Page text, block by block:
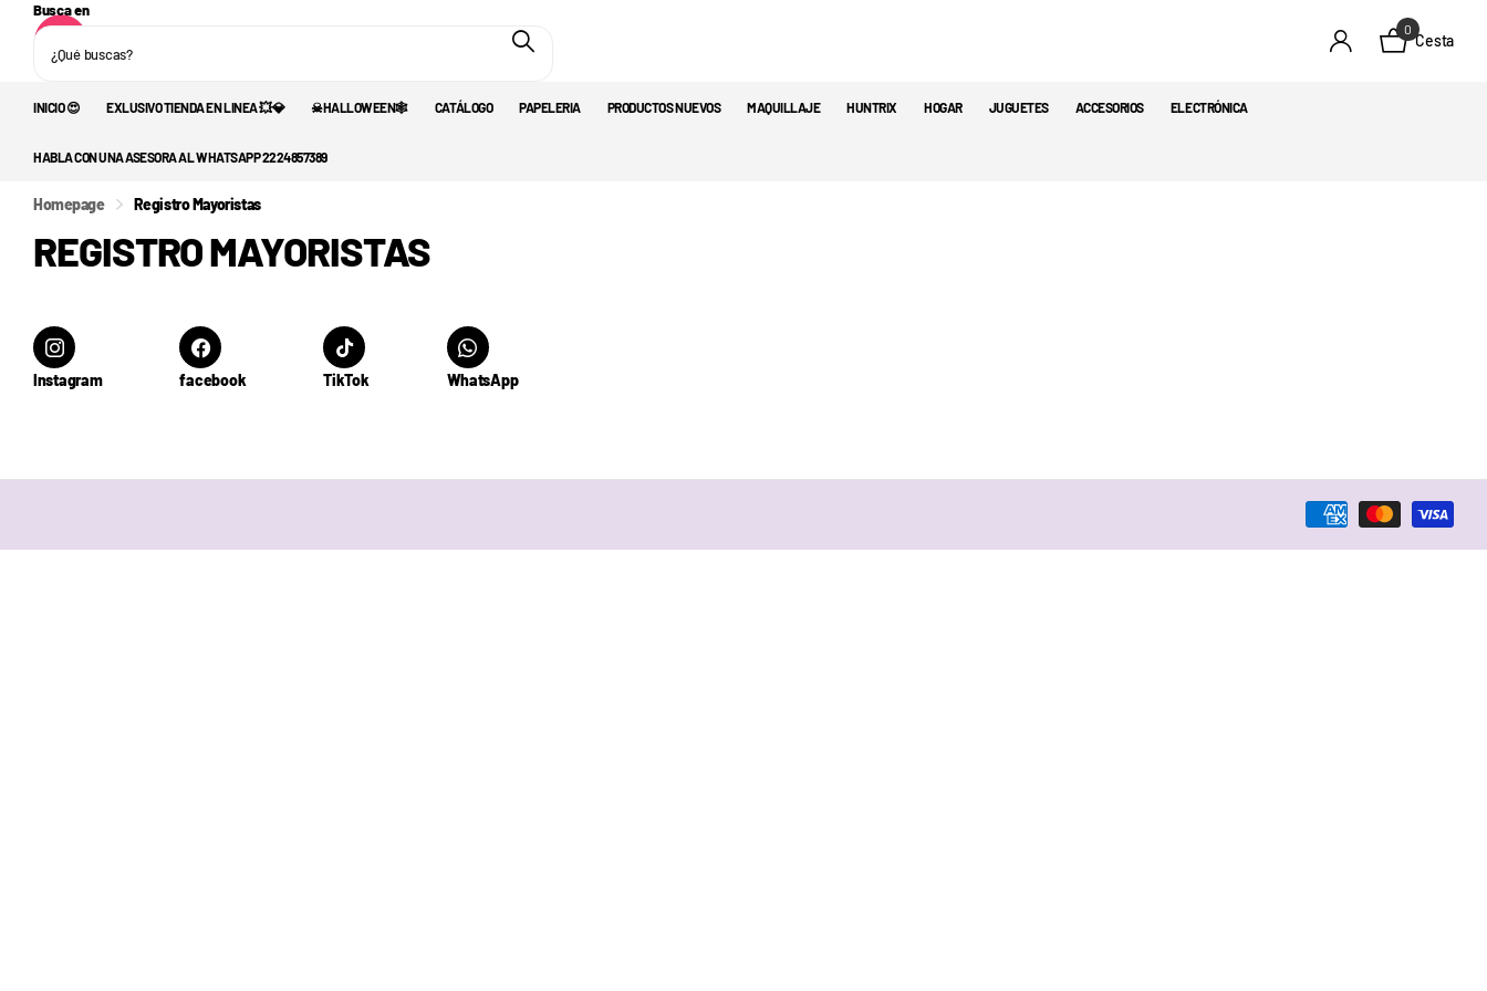
Busca en
0
Cesta
INICIO 😍 EXLUSIVO TIENDA EN LINEA 💥💎 ☠︎︎HALLOWEEN🕸️ CATÁLOGO PAPELERIA PRODUCTOS NUEVOS MAQUILLAJE HUNTRIX HOGAR JUGUETES ACCESORIOS ELECTRÓNICA
HABLA CON UNA ASESORA AL WHATSAPP 2224857389
Homepage Registro Mayoristas
REGISTRO MAYORISTAS
Instagram facebook TikTok WhatsApp